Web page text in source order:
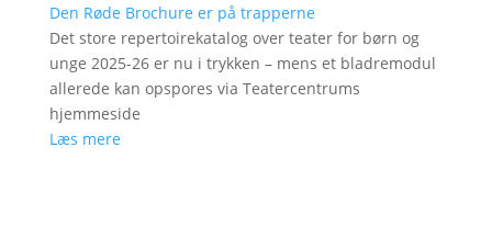
Den Røde Brochure er på trapperne
Det store repertoirekatalog over teater for børn og
unge 2025-26 er nu i trykken – mens et bladremodul
allerede kan opspores via Teatercentrums
hjemmeside
Læs mere